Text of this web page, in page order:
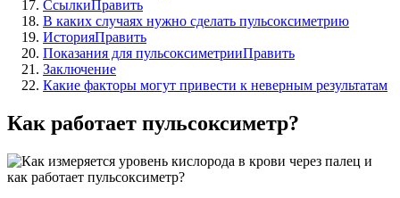
СсылкиПравить
В каких случаях нужно сделать пульсоксиметрию
ИсторияПравить
Показания для пульсоксиметрииПравить
Заключение
Какие факторы могут привести к неверным результатам
Как работает пульсоксиметр?